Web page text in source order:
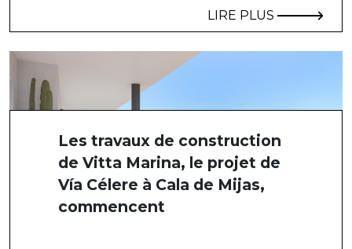
LIRE PLUS
Les travaux de construction
de Vitta Marina, le projet de
Vía Célere à Cala de Mijas,
commencent